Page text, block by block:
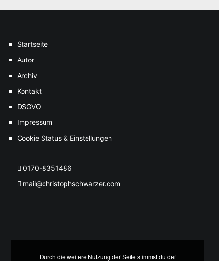
Startseite
Autor
Archiv
Kontakt
DSGVO
Impressum
Cookie Status & Einstellungen
0170-8351486
mail@christophschwarzer.com
Durch die weitere Nutzung der Seite stimmst du der